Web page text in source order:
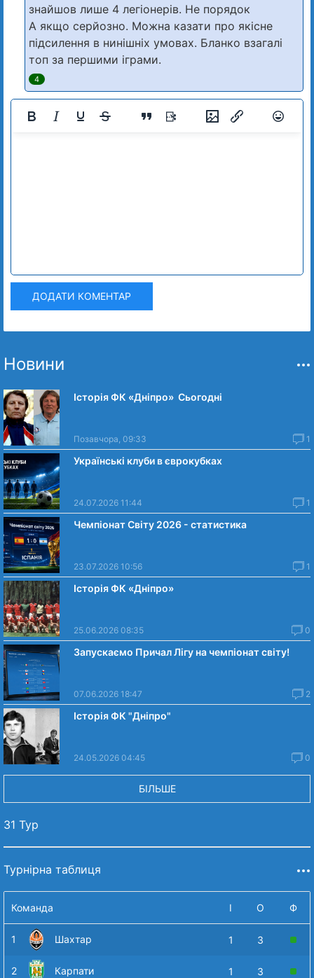
знайшов лише 4 легіонерів. Не порядок
А якщо серйозно. Можна казати про якісне
підсилення в нинішніх умовах. Бланко взагалі
топ за першими іграми.
4
ДОДАТИ КОМЕНТАР
Новини
Історія ФК «Дніпро» Сьогодні
Позавчора, 09:33 1
Українські клуби в єврокубках
24.07.2026 11:44 1
Чемпіонат Світу 2026 - статистика
23.07.2026 10:56 1
Історія ФК «Дніпро»
25.06.2026 08:35 0
Запускаємо Причал Лігу на чемпіонат світу!
07.06.2026 18:47 2
Історія ФК "Дніпро"
24.05.2026 04:45 0
БІЛЬШЕ
31 Тур
Турнірна таблиця
Команда І О Ф
1 Шахтар 1 3
2 Карпати 1 3